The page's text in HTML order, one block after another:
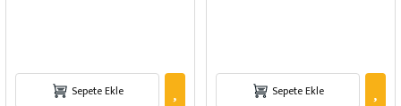
Sepete Ekle Sepete Ekle